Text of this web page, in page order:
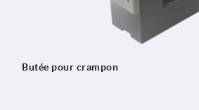
Butée pour crampon